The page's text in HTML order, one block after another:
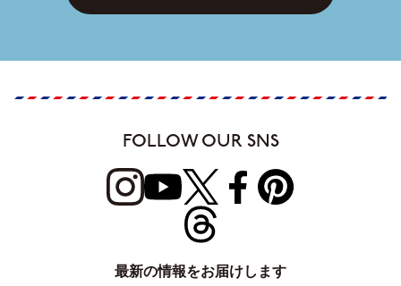
FOLLOW OUR SNS
最新の情報をお届けします